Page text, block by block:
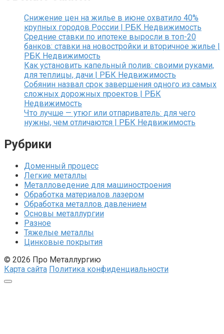
Снижение цен на жилье в июне охватило 40%
крупных городов России | РБК Недвижимость
Средние ставки по ипотеке выросли в топ-20
банков: ставки на новостройки и вторичное жилье |
РБК Недвижимость
Как установить капельный полив: своими руками,
для теплицы, дачи | РБК Недвижимость
Собянин назвал срок завершения одного из самых
сложных дорожных проектов | РБК
Недвижимость
Что лучше — утюг или отпариватель: для чего
нужны, чем отличаются | РБК Недвижимость
Рубрики
Доменный процесс
Легкие металлы
Металловедение для машиностроения
Обработка материалов лазером
Обработка металлов давлением
Основы металлургии
Разное
Тяжелые металлы
Цинковые покрытия
© 2026 Про Металлургию
Карта сайта Политика конфиденциальности